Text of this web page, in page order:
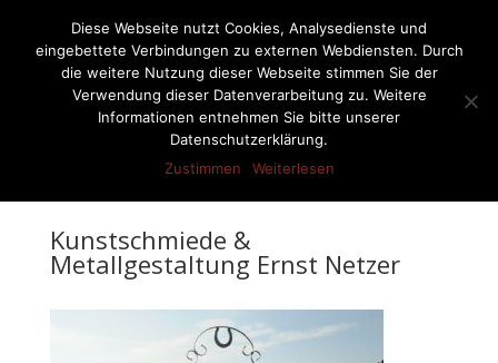
Seite wählen
Kunstschmiede &
Metallgestaltung Ernst Netzer
Diese Webseite nutzt Cookies, Analysedienste und
eingebettete Verbindungen zu externen Webdiensten. Durch
die weitere Nutzung dieser Webseite stimmen Sie der
Verwendung dieser Datenverarbeitung zu. Weitere
Informationen entnehmen Sie bitte unserer
Datenschutzerklärung.
Zustimmen
Weiterlesen